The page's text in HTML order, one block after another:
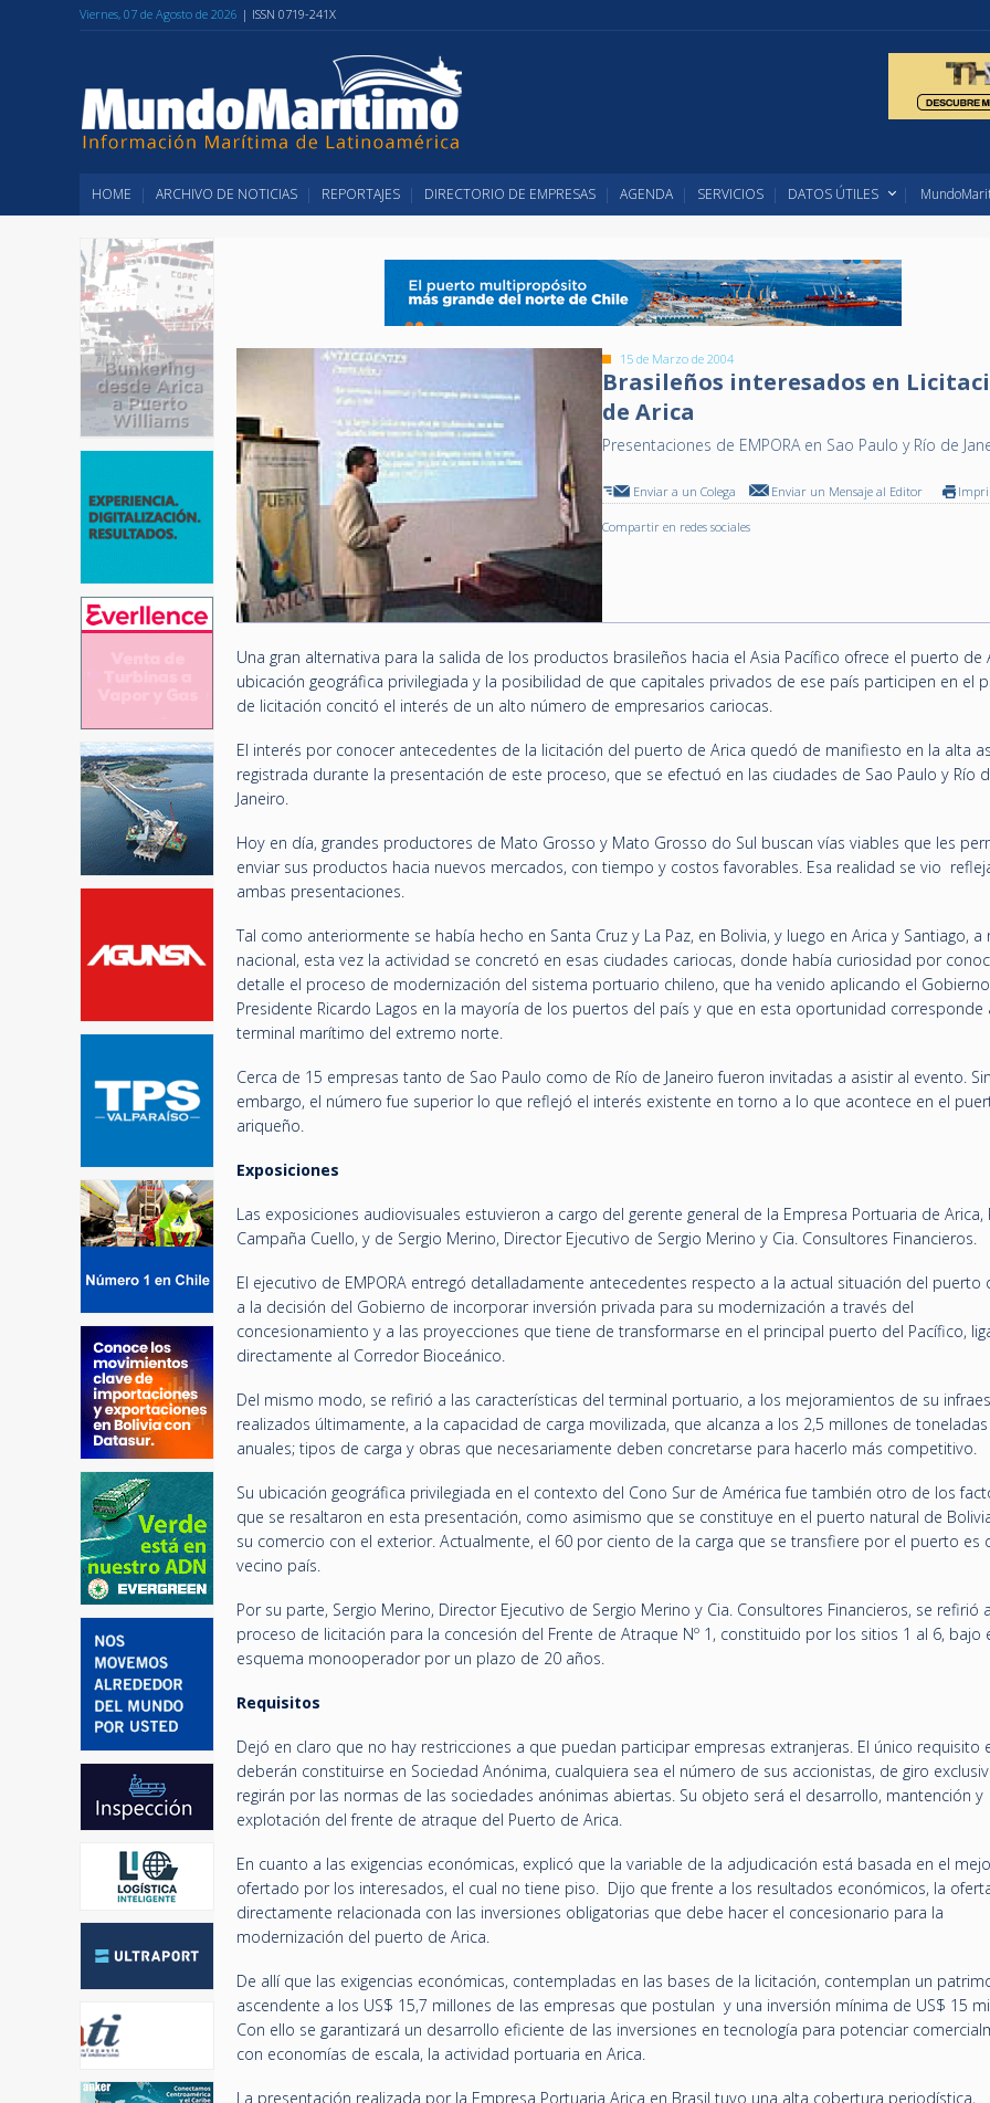
Viernes, 07 de Agosto de 2026 | ISSN 0719-241X
HOME ARCHIVO DE NOTICIAS REPORTAJES DIRECTORIO DE EMPRESAS AGENDA SERVICIOS DATOS ÚTILES
15 de Marzo de 2004
Brasileños interesados en
de Arica
Presentaciones de EMPORA en Sao Paulo y Río de
Enviar a un Colega Enviar un Mensaje al Editor
Compartir en redes sociales
Una gran alternativa para la salida de los productos brasileños hacia el Asia Pacífico ofrece el puerto de
ubicación geográfica privilegiada y la posibilidad de que capitales privados de ese país participen en el
de licitación concitó el interés de un alto número de empresarios cariocas.
El interés por conocer antecedentes de la licitación del puerto de Arica quedó de manifiesto en la alta
registrada durante la presentación de este proceso, que se efectuó en las ciudades de Sao Paulo y Río
Janeiro.
Hoy en día, grandes productores de Mato Grosso y Mato Grosso do Sul buscan vías viables que les
enviar sus productos hacia nuevos mercados, con tiempo y costos favorables. Esa realidad se vio
ambas presentaciones.
Tal como anteriormente se había hecho en Santa Cruz y La Paz, en Bolivia, y luego en Arica y Santiago, a
nacional, esta vez la actividad se concretó en esas ciudades cariocas, donde había curiosidad por
detalle el proceso de modernización del sistema portuario chileno, que ha venido aplicando el
Presidente Ricardo Lagos en la mayoría de los puertos del país y que en esta oportunidad corresponde
terminal marítimo del extremo norte.
Cerca de 15 empresas tanto de Sao Paulo como de Río de Janeiro fueron invitadas a asistir al evento. Sin
embargo, el número fue superior lo que reflejó el interés existente en torno a lo que acontece en el
ariqueño.
Exposiciones
Las exposiciones audiovisuales estuvieron a cargo del gerente general de la Empresa Portuaria de Arica,
Campaña Cuello, y de Sergio Merino, Director Ejecutivo de Sergio Merino y Cia. Consultores Financieros.
El ejecutivo de EMPORA entregó detalladamente antecedentes respecto a la actual situación del puerto
a la decisión del Gobierno de incorporar inversión privada para su modernización a través del
concesionamiento y a las proyecciones que tiene de transformarse en el principal puerto del Pacífico,
directamente al Corredor Bioceánico.
Del mismo modo, se refirió a las características del terminal portuario, a los mejoramientos de su
realizados últimamente, a la capacidad de carga movilizada, que alcanza a los 2,5 millones de toneladas
anuales; tipos de carga y obras que necesariamente deben concretarse para hacerlo más competitivo.
Su ubicación geográfica privilegiada en el contexto del Cono Sur de América fue también otro de los
que se resaltaron en esta presentación, como asimismo que se constituye en el puerto natural de
su comercio con el exterior. Actualmente, el 60 por ciento de la carga que se transfiere por el puerto es
vecino país.
Por su parte, Sergio Merino, Director Ejecutivo de Sergio Merino y Cia. Consultores Financieros, se refirió
proceso de licitación para la concesión del Frente de Atraque Nº 1, constituido por los sitios 1 al 6, bajo
esquema monooperador por un plazo de 20 años.
Requisitos
Dejó en claro que no hay restricciones a que puedan participar empresas extranjeras. El único requisito
deberán constituirse en Sociedad Anónima, cualquiera sea el número de sus accionistas, de giro
regirán por las normas de las sociedades anónimas abiertas. Su objeto será el desarrollo, mantención y
explotación del frente de atraque del Puerto de Arica.
En cuanto a las exigencias económicas, explicó que la variable de la adjudicación está basada en el
ofertado por los interesados, el cual no tiene piso. Dijo que frente a los resultados económicos, la
directamente relacionada con las inversiones obligatorias que debe hacer el concesionario para la
modernización del puerto de Arica.
De allí que las exigencias económicas, contempladas en las bases de la licitación, contemplan un
ascendente a los US$ 15,7 millones de las empresas que postulan y una inversión mínima de US$ 15
Con ello se garantizará un desarrollo eficiente de las inversiones en tecnología para potenciar
con economías de escala, la actividad portuaria en Arica.
La presentación realizada por la Empresa Portuaria Arica en Brasil tuvo una alta cobertura periodística,